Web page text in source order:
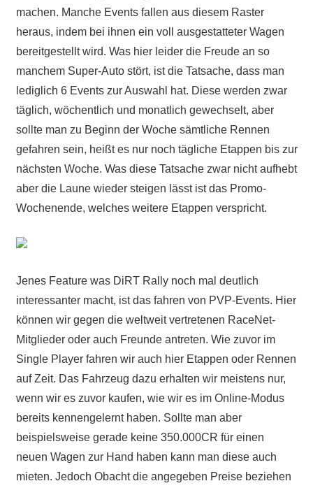
machen. Manche Events fallen aus diesem Raster
heraus, indem bei ihnen ein voll ausgestatteter Wagen
bereitgestellt wird. Was hier leider die Freude an so
manchem Super-Auto stört, ist die Tatsache, dass man
lediglich 6 Events zur Auswahl hat. Diese werden zwar
täglich, wöchentlich und monatlich gewechselt, aber
sollte man zu Beginn der Woche sämtliche Rennen
gefahren sein, heißt es nur noch tägliche Etappen bis zur
nächsten Woche. Was diese Tatsache zwar nicht aufhebt
aber die Laune wieder steigen lässt ist das Promo-
Wochenende, welches weitere Etappen verspricht.
Jenes Feature was DiRT Rally noch mal deutlich
interessanter macht, ist das fahren von PVP-Events. Hier
können wir gegen die weltweit vertretenen RaceNet-
Mitglieder oder auch Freunde antreten. Wie zuvor im
Single Player fahren wir auch hier Etappen oder Rennen
auf Zeit. Das Fahrzeug dazu erhalten wir meistens nur,
wenn wir es zuvor kaufen, wie wir es im Online-Modus
bereits kennengelernt haben. Sollte man aber
beispielsweise gerade keine 350.000CR für einen
neuen Wagen zur Hand haben kann man diese auch
mieten. Jedoch Obacht die angegeben Preise beziehen